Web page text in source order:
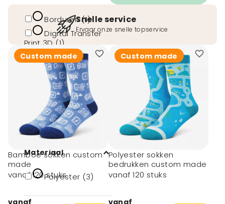
Borduren (1)
Digital Transfer
Print 3D (1)
Digitale transfer
Digitale
transferdruk (3)
Doming (2)
toon meer
Materiaal
Polyester (3)
Snelle service
Ervaar onze snelle topservice
Custom made
Bamboe sokken custom
made
vanaf 120 stuks
vanaf
Custom made
Polyester sokken
bedrukken custom made
vanaf 120 stuks
vanaf